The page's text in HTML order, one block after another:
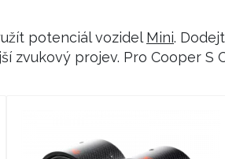
potenciál vozidel Mini.
zvukový projev. Pro Cooper